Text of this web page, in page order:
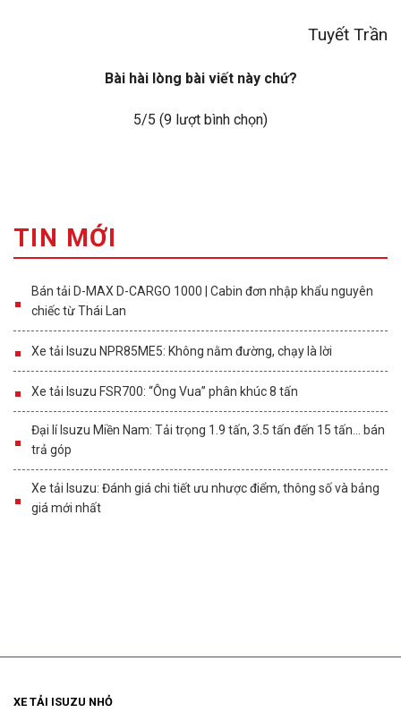
Tuyết Trần
Bài hài lòng bài viết này chứ?
5/5 (9 lượt bình chọn)
TIN MỚI
Bán tải D-MAX D-CARGO 1000 | Cabin đơn nhập khẩu nguyên
chiếc từ Thái Lan
Xe tải Isuzu NPR85ME5: Không nằm đường, chạy là lời
Xe tải Isuzu FSR700: “Ông Vua” phân khúc 8 tấn
Đại lí Isuzu Miền Nam: Tải trọng 1.9 tấn, 3.5 tấn đến 15 tấn… bán
trả góp
Xe tải Isuzu: Đánh giá chi tiết ưu nhược điểm, thông số và bảng
giá mới nhất
XE TẢI ISUZU NHỎ